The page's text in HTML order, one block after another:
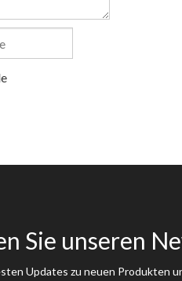
Sie unseren
Updates zu neuen Produkten